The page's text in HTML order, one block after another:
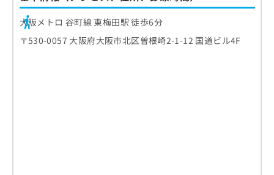
大阪メトロ 谷町線 東梅田駅 徒歩6分
〒530-0057 大阪府大阪市北区曽根崎2-1-12 国道ビル4F